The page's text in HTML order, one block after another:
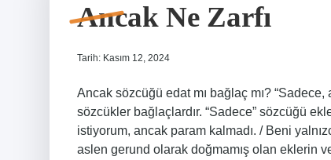
Ancak Ne Zarfı
Tarih: Kasım 12, 2024
Ancak sözcüğü edat mı bağlaç mı?
sözcükler bağlaçlardır. “Sadece” sözcüğü
istiyorum, ancak param kalmadı. / Beni
aslen gerund olarak doğmamış olan eklerin